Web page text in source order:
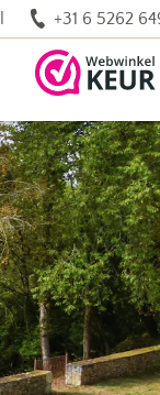
+31 6 5262